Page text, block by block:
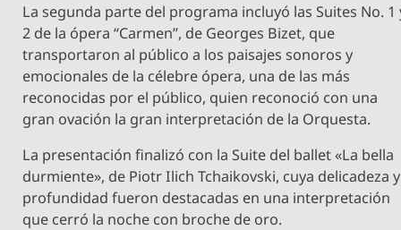
La segunda parte del programa incluyó las Suites No. 1
2 de la ópera “Carmen”, de Georges Bizet, que
transportaron al público a los paisajes sonoros y
emocionales de la célebre ópera, una de las más
reconocidas por el público, quien reconoció con una
gran ovación la gran interpretación de la Orquesta.
La presentación finalizó con la Suite del ballet «La bella
durmiente», de Piotr Ilich Tchaikovski, cuya delicadeza y
profundidad fueron destacadas en una interpretación
que cerró la noche con broche de oro.